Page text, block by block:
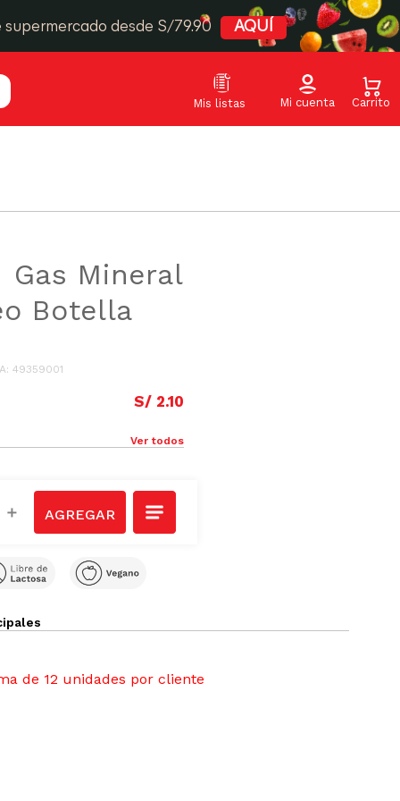
desde S/79.90 AQUÍ
Gas Mineral
Botella
: 49359001
S/ 2.10
Ver todos
＋
de 12 unidades por cliente